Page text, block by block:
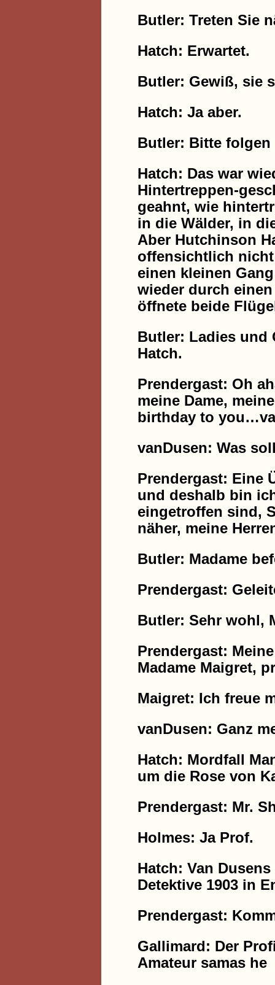
Butler: Treten Sie
Hatch: Erwartet.
Butler: Gewiß, sie
Hatch: Ja aber.
Butler: Bitte folgen
Hatch: Das war
Hintertreppen-
geahnt, wie
in die Wälder, in
Aber Hutchinson
offensichtlich
einen kleinen
wieder durch
öffnete beide
Butler: Ladies und
Hatch.
Prendergast: Oh
meine Dame,
birthday to
vanDusen: Was
Prendergast: Eine
und deshalb bin
eingetroffen sind,
näher, meine
Butler: Madame
Prendergast:
Butler: Sehr wohl,
Prendergast:
Madame Maigret,
Maigret: Ich freue
vanDusen: Ganz
Hatch: Mordfall
um die Rose von
Prendergast: Mr.
Holmes: Ja Prof.
Hatch: Van
Detektive 1903 in
Prendergast:
Gallimard: Der
Amateur samas he